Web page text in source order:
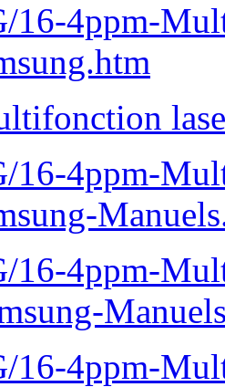
16-4ppm-
16-4ppm-
16-4ppm-
16-4ppm-